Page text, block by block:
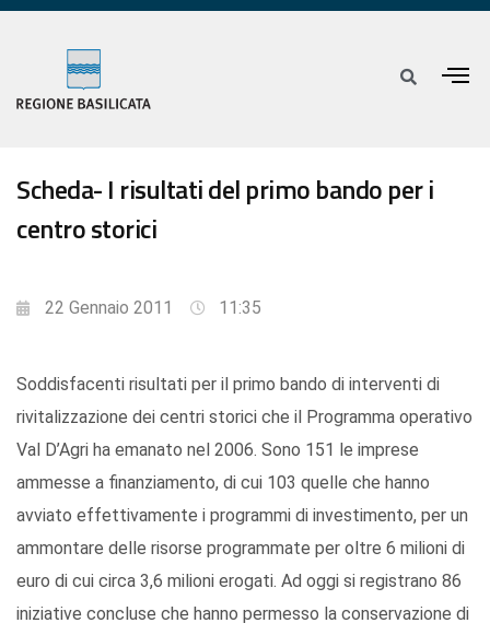
Scheda- I risultati del primo bando per i
centro storici
22 Gennaio 2011 11:35
Soddisfacenti risultati per il primo bando di interventi di
rivitalizzazione dei centri storici che il Programma operativo
Val D’Agri ha emanato nel 2006. Sono 151 le imprese
ammesse a finanziamento, di cui 103 quelle che hanno
avviato effettivamente i programmi di investimento, per un
ammontare delle risorse programmate per oltre 6 milioni di
euro di cui circa 3,6 milioni erogati. Ad oggi si registrano 86
iniziative concluse che hanno permesso la conservazione di